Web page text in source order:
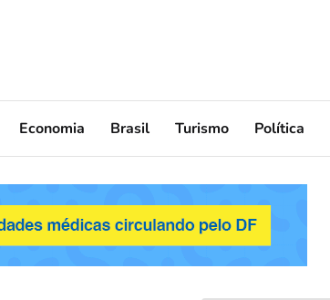
Economia Brasil Turismo Política